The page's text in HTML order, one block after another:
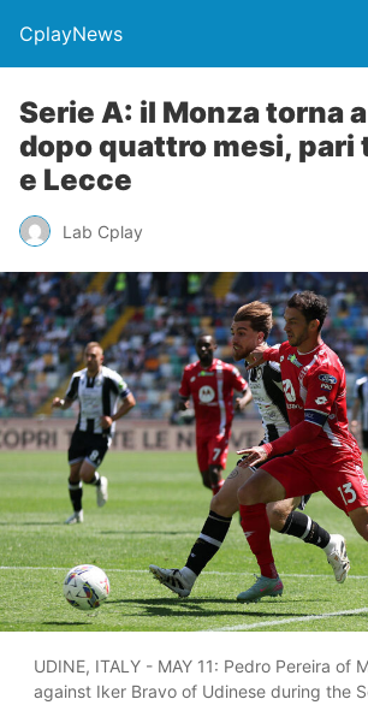
CplayNews
Serie A: il Monza torna
dopo quattro mesi, pari
e Lecce
Lab Cplay
UDINE, ITALY - MAY 11: Pedro Pereira of
against Iker Bravo of Udinese during the